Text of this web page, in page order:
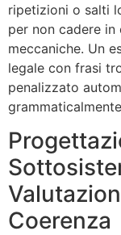
ripetizioni o salti
per non cadere
meccaniche. Un
legale con frasi
penalizzato
Coerenza